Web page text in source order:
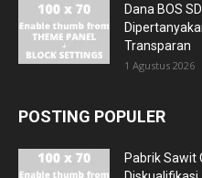
Dana BOS
Transparan
1 Agustus 2026
POSTING POPULER
Pabrik Sawit